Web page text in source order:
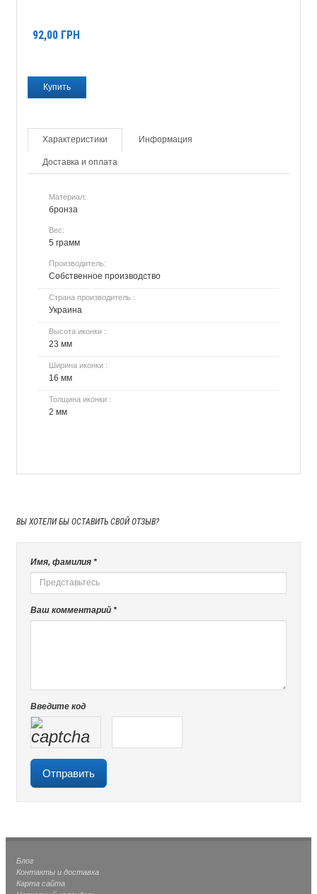
92,00 ГРН
Характеристики Информация
Доставка и оплата
Материал:
бронза
Вес:
5 грамм
Производитель:
Собственное производство
Страна производитель :
Украина
Высота иконки :
23 мм
Ширина иконки :
16 мм
Толщина иконки :
2 мм
ВЫ ХОТЕЛИ БЫ ОСТАВИТЬ СВОЙ ОТЗЫВ?
Имя, фамилия *
Ваш комментарий *
Введите код
Блог
Контакты и доставка
Карта сайта